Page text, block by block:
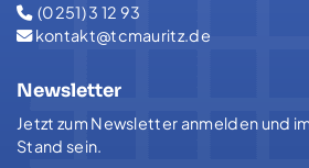
(0251) 3 12 93
kontakt@tcmauritz.de
Newsletter
Jetzt zum Newsletter anmelden und
Stand sein.